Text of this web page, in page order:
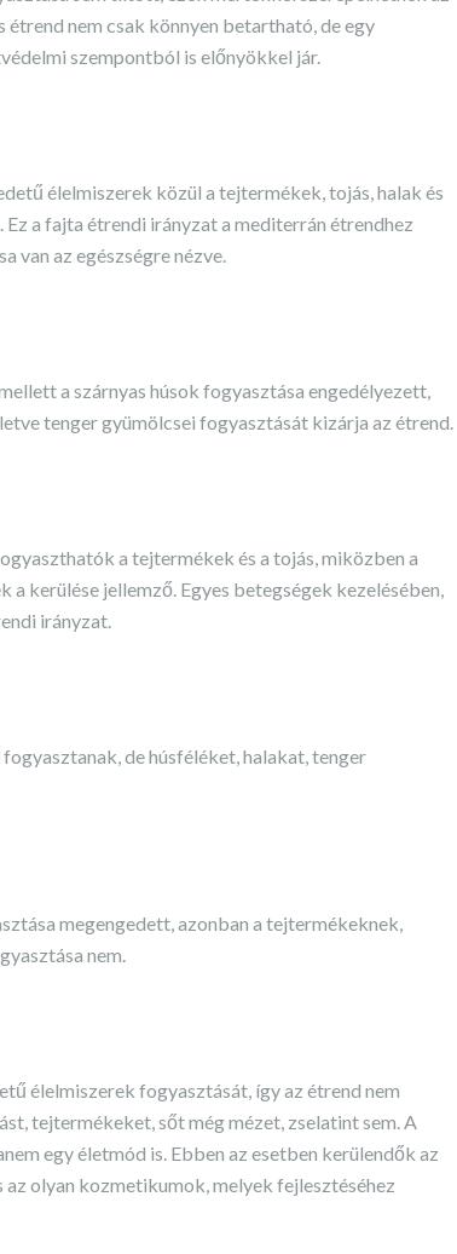
nem csak könnyen betartható, de egy
szempontból is előnyökkel jár.
élelmiszerek közül a tejtermékek, tojás, halak és
a fajta étrendi irányzat a mediterrán étrendhez
van az egészségre nézve.
a szárnyas húsok fogyasztása engedélyezett,
tenger gyümölcsei fogyasztását kizárja az étrend.
a tejtermékek és a tojás, miközben a
a kerülése jellemző. Egyes betegségek kezelésében,
irányzat.
de húsféléket, halakat, tenger
megengedett, azonban a tejtermékeknek,
nem.
élelmiszerek fogyasztását, így az étrend nem
tejtermékeket, sőt még mézet, zselatint sem. A
egy életmód is. Ebben az esetben kerülendők az
olyan kozmetikumok, melyek fejlesztéséhez